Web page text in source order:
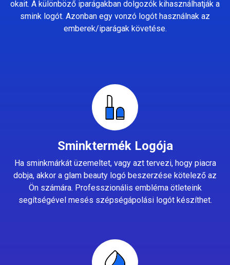
okait. A különböző iparágakban dolgozók kihasználhatják a
smink logót. Azonban egy vonzó logót használnak az
emberek/iparágak követése.
Sminktermék Logója
Ha sminkmárkát üzemeltet, vagy azt tervezi, hogy piacra
dobja, akkor a glam beauty logó beszerzése kötelező az
Ön számára. Professzionális embléma ötleteink
segítségével mesés szépségápolási logót készíthet.